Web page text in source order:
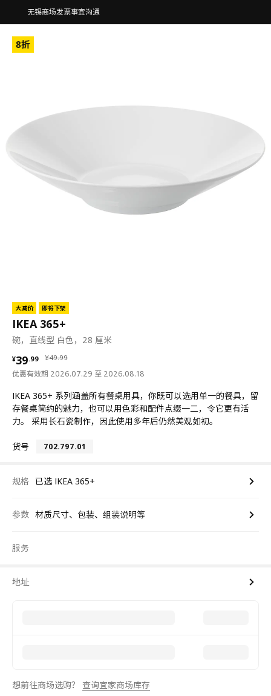
无锡商场发票事宜沟通
大减价 即将下架
IKEA 365+
碗，直线型 白色，28 厘米
¥49.99
¥ 49.99
¥39.99
¥ 39.99
优惠有效期 2026.07.29 至 2026.08.18
IKEA 365+ 系列涵盖所有餐桌用具，你既可以选用单一的餐具，留
存餐桌简约的魅力，也可以用色彩和配件点缀一二，令它更有活
力。 采用长石瓷制作，因此使用多年后仍然美观如初。
货号 702.797.01
规格 已选 IKEA 365+
参数 材质尺寸、包装、组装说明等
服务
地址
想前往商场选购？ 查询宜家商场库存